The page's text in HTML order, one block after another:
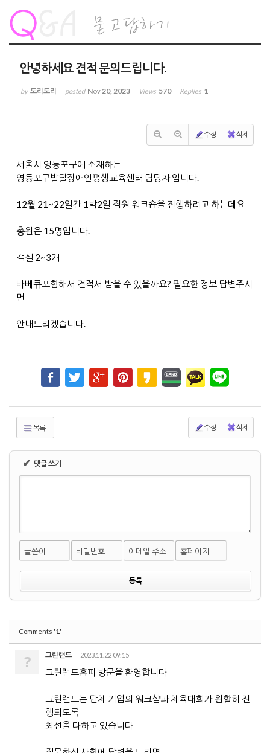
안녕하세요 견적 문의드립니다.
by 도리도리 posted Nov 20, 2023 Views 570 Replies 1
수정 삭제
서울시 영등포구에 소재하는
영등포구발달장애인평생교육센터 담당자 입니다.
12월 21~22일간 1박2일 직원 워크숍을 진행하려고 하는데요
총원은 15명입니다.
객실 2~3개
바베큐포함해서 견적서 받을 수 있을까요? 필요한 정보 답변주시
면
안내드리겠습니다.
목록 수정 삭제
✔ 댓글 쓰기
글쓴이 비밀번호 이메일 주소 홈페이지
Comments '1'
? 그린랜드 2023.11.22 09:15
그린랜드홈피 방문을 환영합니다
그린랜드는 단체 기업의 워크샵과 체육대회가 원할히 진
행되도록
최선을 다하고 있습니다